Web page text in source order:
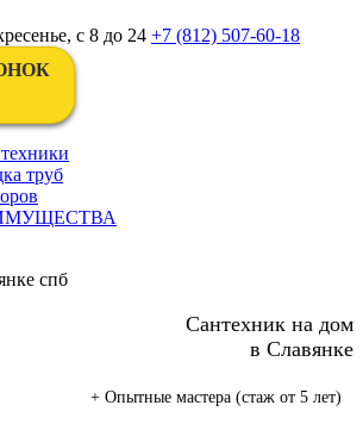
с 8 до 24 +7 (812) 507-60-18
труб
Сантехник на дом
в Славянке
+ Опытные мастера (стаж от 5 лет)